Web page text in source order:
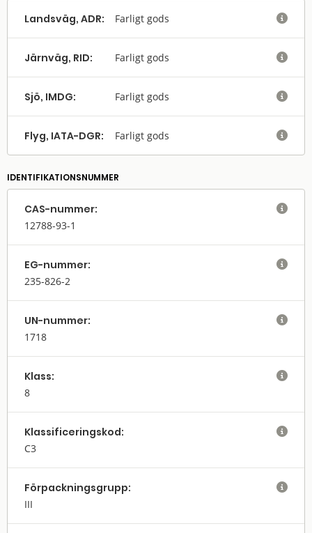
Landsväg, ADR: Farligt gods 
Järnväg, RID: Farligt gods 
Sjö, IMDG: Farligt gods 
Flyg, IATA-DGR: Farligt gods 
IDENTIFIKATIONSNUMMER
CAS-nummer:
12788-93-1

EG-nummer:
235-826-2

UN-nummer:
1718

Klass:
8

Klassifi­cerings­kod:
C3

Förpack­nings­grupp:
III
